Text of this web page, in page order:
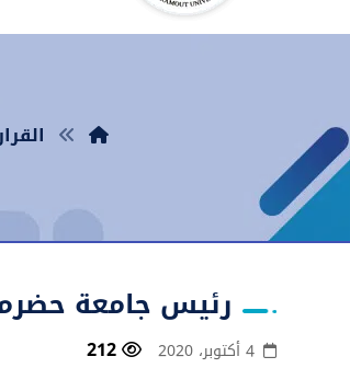
رئيس جامعة
4 أكتوبر، 2020
212